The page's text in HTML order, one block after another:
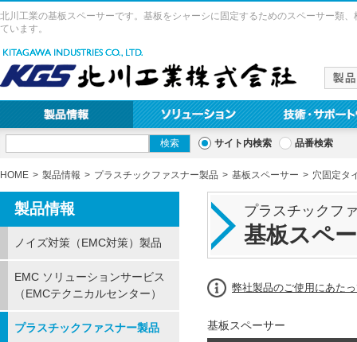
北川工業の基板スペーサーです。基板をシャーシに固定するためのスペーサー類
ています。
サイト内検索 品番検索
HOME 製品情報 プラスチックファスナー製品 基板スペーサー 穴固定タ
プラスチックフ
基板スペ
弊社製品のご使用にあた
基板スペーサー
製品情報
ノイズ対策（EMC対策）製品
EMC ソリューションサービス
（EMCテクニカルセンター）
プラスチックファスナー製品